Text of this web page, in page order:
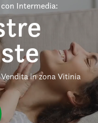
Intermedia:
in zona Vitinia